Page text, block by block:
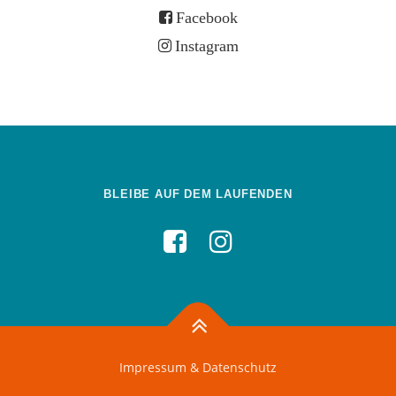
Facebook
Instagram
BLEIBE AUF DEM LAUFENDEN
Impressum & Datenschutz